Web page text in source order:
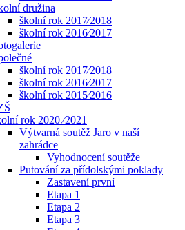
družina
školní rok 2017⁄2018
školní rok 2016⁄2017
školní rok 2017⁄2018
školní rok 2016⁄2017
školní rok 2015⁄2016
rok 2020 ⁄2021
Výtvarná soutěž Jaro v naší
zahrádce
Vyhodnocení soutěže
Putování za přídolskými poklady
Zastavení první
Etapa 1
Etapa 2
Etapa 3